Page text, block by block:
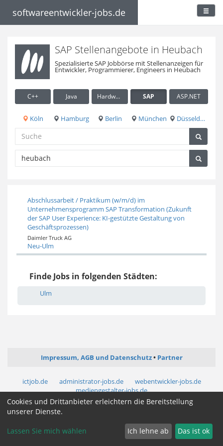
softwareentwickler-jobs.de
SAP Stellenangebote in Heubach
Spezialisierte SAP Jobbörse mit Stellenanzeigen für
Entwickler, Programmierer, Engineers in Heubach
C++ Java Hardware / Embedded SAP ASP.NET
Köln Hamburg Berlin München Düsseldorf
Abschlussarbeit / Praktikum (w/m/d) im
Unternehmensprogramm SAP Transformation (Zukunft
der SAP User Experience: KI-gestützte Gestaltung von
Geschäftsprozessen)
Daimler Truck AG
Neu-Ulm
Finde Jobs in folgenden Städten:
Ulm
Impressum, AGB und Datenschutz Partner
ictjob.de administrator-jobs.de
webentwickler-jobs.de
mediengestalter-jobs.de
Cookies und Drittanbieter erleichtern die Bereitstellung
unserer Dienste.
Lassen Sie mich wählen Ich lehne ab Das ist ok